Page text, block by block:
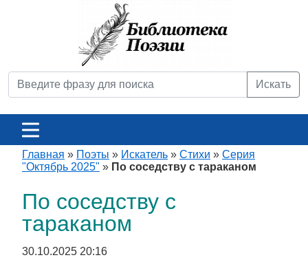
Искать
Главная » Поэты » Искатель » Стихи » Серия
"Октябрь 2025" » По соседству с тараканом
По соседству с
тараканом
30.10.2025 20:16